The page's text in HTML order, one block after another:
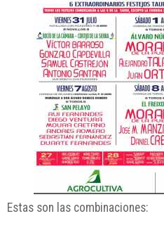
Estas son las combinaciones: